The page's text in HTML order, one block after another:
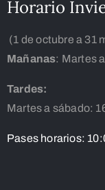
Horario
(1 de octubre a 31
Mañanas: Martes
Tardes:
Martes a sábado:
Pases horarios: